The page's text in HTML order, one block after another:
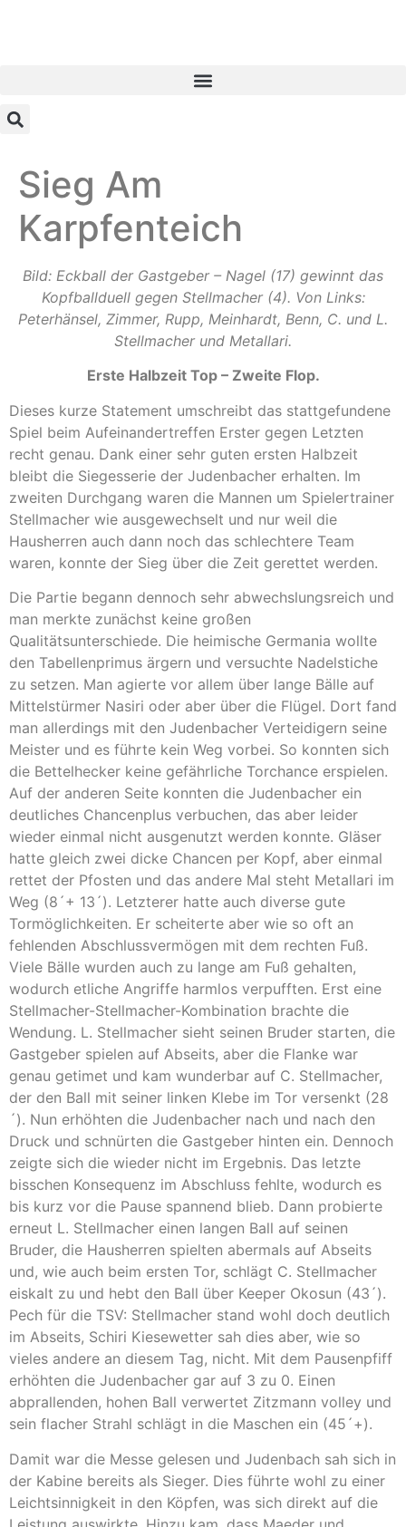
Sieg Am
Karpfenteich
Bild: Eckball der Gastgeber – Nagel (17) gewinnt das
Kopfballduell gegen Stellmacher (4). Von Links:
Peterhänsel, Zimmer, Rupp, Meinhardt, Benn, C. und L.
Stellmacher und Metallari.
Erste Halbzeit Top – Zweite Flop.
Dieses kurze Statement umschreibt das stattgefundene
Spiel beim Aufeinandertreffen Erster gegen Letzten
recht genau. Dank einer sehr guten ersten Halbzeit
bleibt die Siegesserie der Judenbacher erhalten. Im
zweiten Durchgang waren die Mannen um Spielertrainer
Stellmacher wie ausgewechselt und nur weil die
Hausherren auch dann noch das schlechtere Team
waren, konnte der Sieg über die Zeit gerettet werden.
Die Partie begann dennoch sehr abwechslungsreich und
man merkte zunächst keine großen
Qualitätsunterschiede. Die heimische Germania wollte
den Tabellenprimus ärgern und versuchte Nadelstiche
zu setzen. Man agierte vor allem über lange Bälle auf
Mittelstürmer Nasiri oder aber über die Flügel. Dort fand
man allerdings mit den Judenbacher Verteidigern seine
Meister und es führte kein Weg vorbei. So konnten sich
die Bettelhecker keine gefährliche Torchance erspielen.
Auf der anderen Seite konnten die Judenbacher ein
deutliches Chancenplus verbuchen, das aber leider
wieder einmal nicht ausgenutzt werden konnte. Gläser
hatte gleich zwei dicke Chancen per Kopf, aber einmal
rettet der Pfosten und das andere Mal steht Metallari im
Weg (8´+ 13´). Letzterer hatte auch diverse gute
Tormöglichkeiten. Er scheiterte aber wie so oft an
fehlenden Abschlussvermögen mit dem rechten Fuß.
Viele Bälle wurden auch zu lange am Fuß gehalten,
wodurch etliche Angriffe harmlos verpufften. Erst eine
Stellmacher-Stellmacher-Kombination brachte die
Wendung. L. Stellmacher sieht seinen Bruder starten, die
Gastgeber spielen auf Abseits, aber die Flanke war
genau getimet und kam wunderbar auf C. Stellmacher,
der den Ball mit seiner linken Klebe im Tor versenkt (28
´). Nun erhöhten die Judenbacher nach und nach den
Druck und schnürten die Gastgeber hinten ein. Dennoch
zeigte sich die wieder nicht im Ergebnis. Das letzte
bisschen Konsequenz im Abschluss fehlte, wodurch es
bis kurz vor die Pause spannend blieb. Dann probierte
erneut L. Stellmacher einen langen Ball auf seinen
Bruder, die Hausherren spielten abermals auf Abseits
und, wie auch beim ersten Tor, schlägt C. Stellmacher
eiskalt zu und hebt den Ball über Keeper Okosun (43´).
Pech für die TSV: Stellmacher stand wohl doch deutlich
im Abseits, Schiri Kiesewetter sah dies aber, wie so
vieles andere an diesem Tag, nicht. Mit dem Pausenpfiff
erhöhten die Judenbacher gar auf 3 zu 0. Einen
abprallenden, hohen Ball verwertet Zitzmann volley und
sein flacher Strahl schlägt in die Maschen ein (45´+).
Damit war die Messe gelesen und Judenbach sah sich in
der Kabine bereits als Sieger. Dies führte wohl zu einer
Leichtsinnigkeit in den Köpfen, was sich direkt auf die